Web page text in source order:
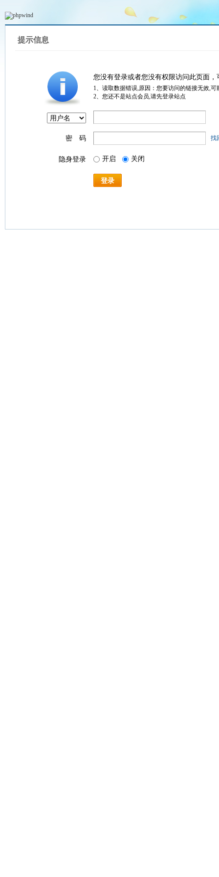
提示信息
您没有登录或者您没有权限访问此页面
1、读取数据错误,原因：您要访问的链接无效,
2、您还不是站点会员,请先登录站点
密 码 找
隐身登录 开启 关闭
登录